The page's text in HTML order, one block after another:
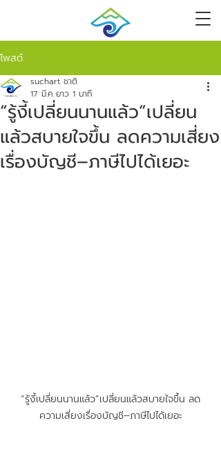
โพสต์
“รู้งี้เปลี่ยนนานแล้ว”เปลี่ยน
แล้วสบายใจขึ้น ลดความเสี่ยง
เรื่องบัญชี–ภาษีไปได้เยอะ
suchart ชาติ
17 มี.ค.ยาว 1 นาที
“รู้งี้เปลี่ยนนานแล้ว”เปลี่ยนแล้วสบายใจขึ้น ลด
ความเสี่ยงเรื่องบัญชี–ภาษีไปได้เยอะ